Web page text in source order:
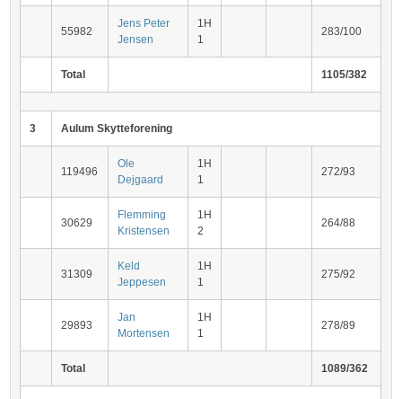
55982
Jens Peter
Jensen
1H
1
283/100
Total 1105/382
3 Aulum Skytteforening
119496
Ole
Dejgaard
1H
1
272/93
30629
Flemming
Kristensen
1H
2
264/88
31309
Keld
Jeppesen
1H
1
275/92
29893
Jan
Mortensen
1H
1
278/89
Total 1089/362